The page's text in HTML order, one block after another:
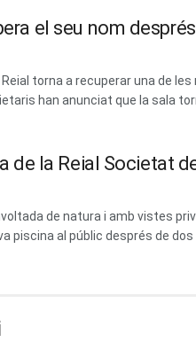
el seu nom
torna a recuperar una de
han anunciat que la sala
de la Reial Societat
de natura i amb vistes
piscina al públic després de